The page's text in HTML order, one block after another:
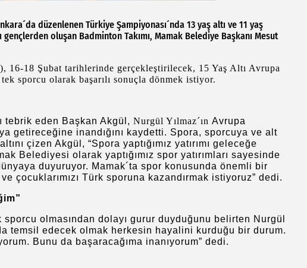
düzenlenen Türkiye Şampiyonası´nda 13 yaş altı ve 11 yaş
oluşan Badminton Takımı, Mamak Belediye Başkanı Mesut
16-18 Şubat tarihlerinde gerçekleştirilecek, 15 Yaş Altı Avrupa
sporcu olarak başarılı sonuçla dönmek istiyor.
tebrik eden Başkan Akgül, Nurgül Yılmaz´ın Avrupa
getireceğine inandığını kaydetti. Spora, sporcuya ve alt
çizen Akgül, “Spora yaptığımız yatırımı geleceğe
Belediyesi olarak yaptığımız spor yatırımları sayesinde
duyuruyor. Mamak´ta spor konusunda önemli bir
çocuklarımızı Türk sporuna kazandırmak istiyoruz” dedi.
sporcu olmasından dolayı gurur duyduğunu belirten Nurgül
temsil edecek olmak herkesin hayalini kurduğu bir durum.
Bunu da başaracağıma inanıyorum” dedi.